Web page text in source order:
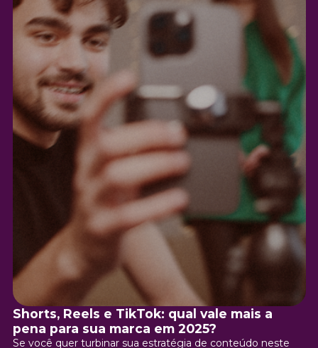
Shorts, Reels e TikTok: qual vale mais a
pena para sua marca em 2025?
Se você quer turbinar sua estratégia de conteúdo neste